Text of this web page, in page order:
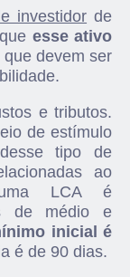
investidor de
esse ativo
que devem ser
e tributos.
de estímulo
tipo de
ao
uma LCA é
de médio e
inicial é
é de 90 dias.